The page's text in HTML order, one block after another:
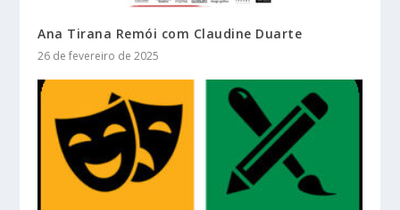
Ana Tirana Remói com Claudine Duarte
26 de fevereiro de 2025